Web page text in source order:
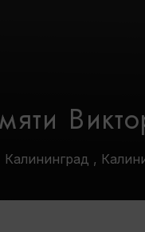
Калининград ,